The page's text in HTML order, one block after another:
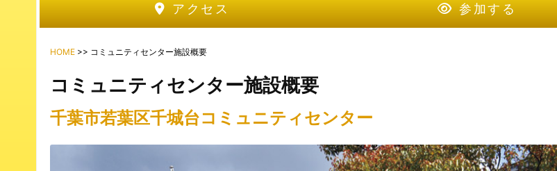
アクセス 参加する
HOME >> コミュニティセンター施設概要
コミュニティセンター施設概要
千葉市若葉区千城台コミュニティセンター